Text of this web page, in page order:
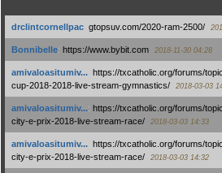
drclintcornellpac: gtopsuv.com/2020-ram-2500/
Bonnibelle: https://www.bybit.com 2018-11-30 04:28
amivaloasitumiv...: https://txcatholic.org/forums/
cup-2018-2018-live-stream-gymnastics/
2018-03-03
amivaloasitumiv...: https://txcatholic.org/forums/
city-e-prix-2018-live-stream-race/
2018-03-03 14:33
amivaloasitumiv...: https://txcatholic.org/forums/
city-e-prix-2018-live-stream-race/
2018-03-03 14:32